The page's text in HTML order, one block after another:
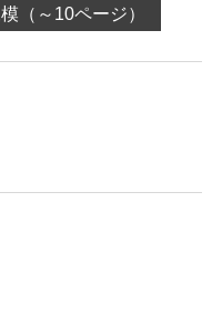
（～10ページ）